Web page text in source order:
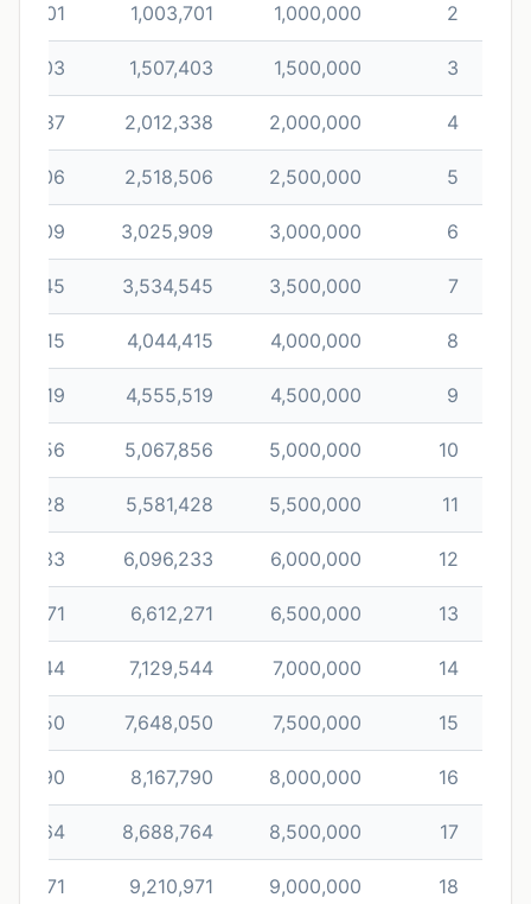
2
1,000,000
1,003,701
3,701
3
1,500,000
1,507,403
7,403
4
2,000,000
2,012,338
12,337
5
2,500,000
2,518,506
18,506
6
3,000,000
3,025,909
25,909
7
3,500,000
3,534,545
34,545
8
4,000,000
4,044,415
44,415
9
4,500,000
4,555,519
55,519
10
5,000,000
5,067,856
67,856
11
5,500,000
5,581,428
81,428
12
6,000,000
6,096,233
96,233
13
6,500,000
6,612,271
112,271
14
7,000,000
7,129,544
15
7,500,000
7,648,050
16
8,000,000
8,167,790
17
8,500,000
8,688,764
18
9,000,000
9,210,971